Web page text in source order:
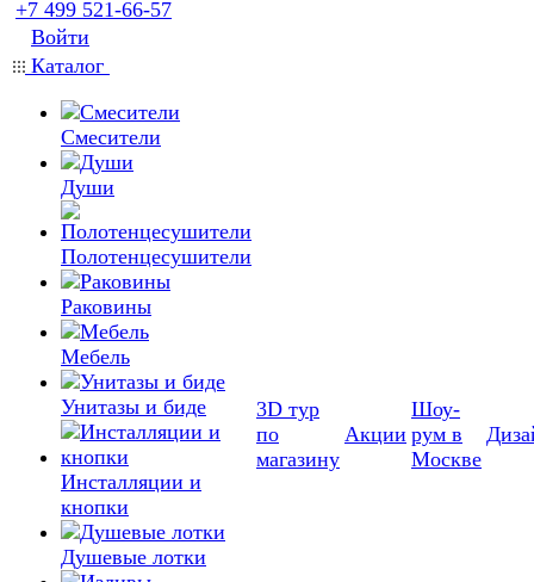
+7 499 521-66-57
Войти
Каталог
Смесители
Души
Полотенцесушители
Раковины
Мебель
Унитазы и биде
Инсталляции и
кнопки
Душевые лотки
3D тур
по
магазину
Акции
Шоу-
рум в
Москве